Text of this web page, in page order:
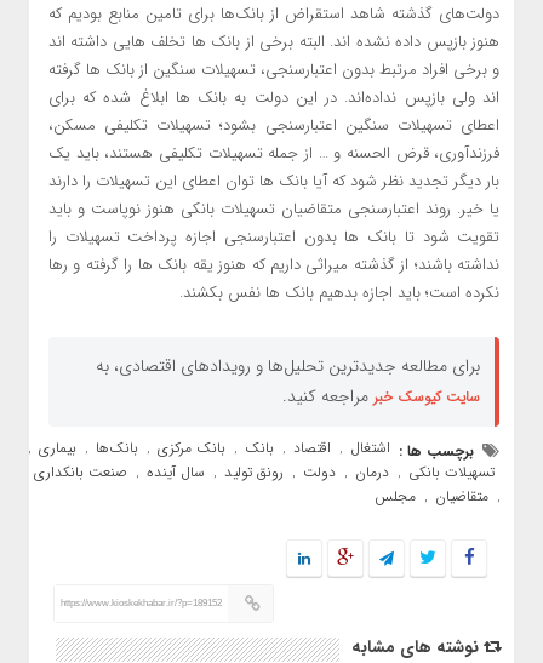
دولت‌های گذشته شاهد استقراض از بانک‌ها برای تامین منابع بودیم که
هنوز بازپس داده نشده اند. البته برخی از بانک ها تخلف هایی داشته اند
و برخی افراد مرتبط بدون اعتبارسنجی، تسهیلات سنگین از بانک ها گرفته
اند ولی بازپس نداده‌‍‌اند. در این دولت به بانک ها ابلاغ شده که برای
اعطای تسهیلات سنگین اعتبارسنجی بشود؛ تسهیلات تکلیفی مسکن،
فرزندآوری، قرض الحسنه و … از جمله تسهیلات تکلیفی هستند، باید یک
بار دیگر تجدید نظر شود که آیا بانک ها توان اعطای این تسهیلات را دارند
یا خیر. روند اعتبارسنجی متقاضیان تسهیلات بانکی هنوز نوپاست و باید
تقویت شود تا بانک ها بدون اعتبارسنجی اجازه پرداخت تسهیلات را
نداشته باشند؛ از گذشته میراثی داریم که هنوز یقه بانک ها را گرفته و رها
نکرده است؛ باید اجازه بدهیم بانک ها نفس بکشند.
برای مطالعه جدیدترین تحلیل‌ها و رویدادهای اقتصادی، به
سایت کیوسک خبر مراجعه کنید.
برچسب ها : اشتغال , اقتصاد , بانک , بانک مرکزی , بانک‌ها , بیماری ,
تسهیلات بانکی , درمان , دولت , رونق تولید , سال آینده , صنعت بانکداری
, متقاضیان , مجلس
https://www.kioskekhabar.ir/?p=189152
نوشته های مشابه